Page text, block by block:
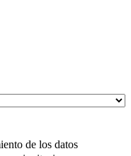
de los datos